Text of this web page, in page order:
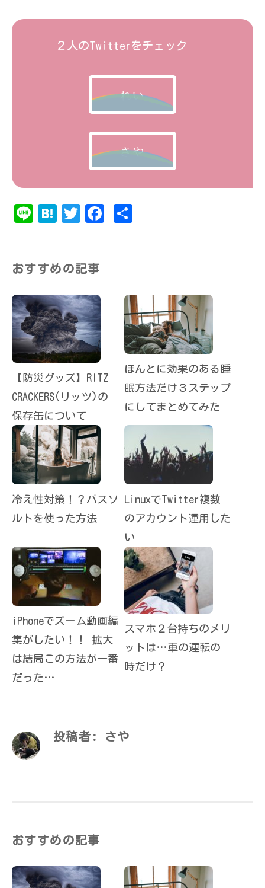
２人のTwitterをチェック
れい
さや
Li
Ha
T
te
Fa
おすすめの記事
【防災グッズ】RITZ
CRACKERS(リッツ)の
保存缶について
ほんとに効果のある睡
眠方法だけ３ステップ
にしてまとめてみた
冷え性対策！？バスソ
ルトを使った方法
LinuxでTwitter複数
のアカウント運用した
い
iPhoneでズーム動画編
集がしたい！！ 拡大
は結局この方法が一番
だった…
スマホ２台持ちのメリ
ットは…車の運転の
時だけ？
投稿者: さや
おすすめの記事